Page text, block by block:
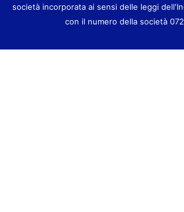
società incorporata ai sensi delle leggi
con il numero della società